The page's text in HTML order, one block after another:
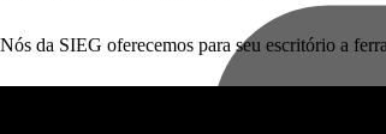
Nós da SIEG oferecemos para seu escritório a